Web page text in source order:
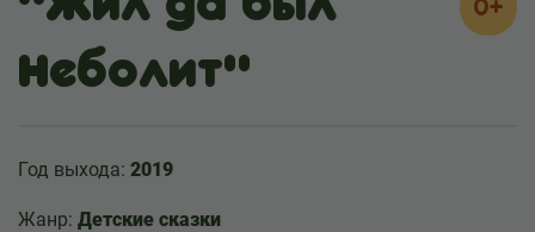
Неболит"
0+
Год выхода: 2019
Жанр: Детские сказки